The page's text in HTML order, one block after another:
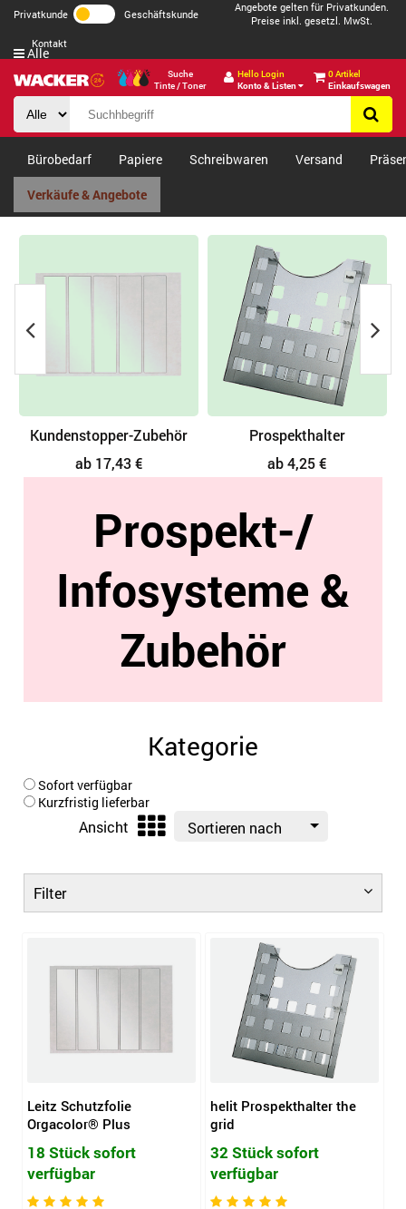
Privatkunde Geschäftskunde
Angebote gelten für Privatkunden.
Preise inkl. gesetzl. MwSt.
Kontakt
Suche
Tinte / Toner
Hello Login
Konto & Listen
0 Artikel
Einkaufswagen
Alle
Bürobedarf Papiere Schreibwaren Versand
Verkäufe & Angebote
Zubehör
Prospekthalter
Prospekt-/
Infosysteme &
Zubehör
Kategorie
Sofort verfügbar
Kurzfristig lieferbar
Ansicht Sortieren nach
Filter
Leitz Schutzfolie
Orgacolor® Plus
18 Stück sofort
verfügbar
helit Prospekthalter the
grid
32 Stück sofort
verfügbar